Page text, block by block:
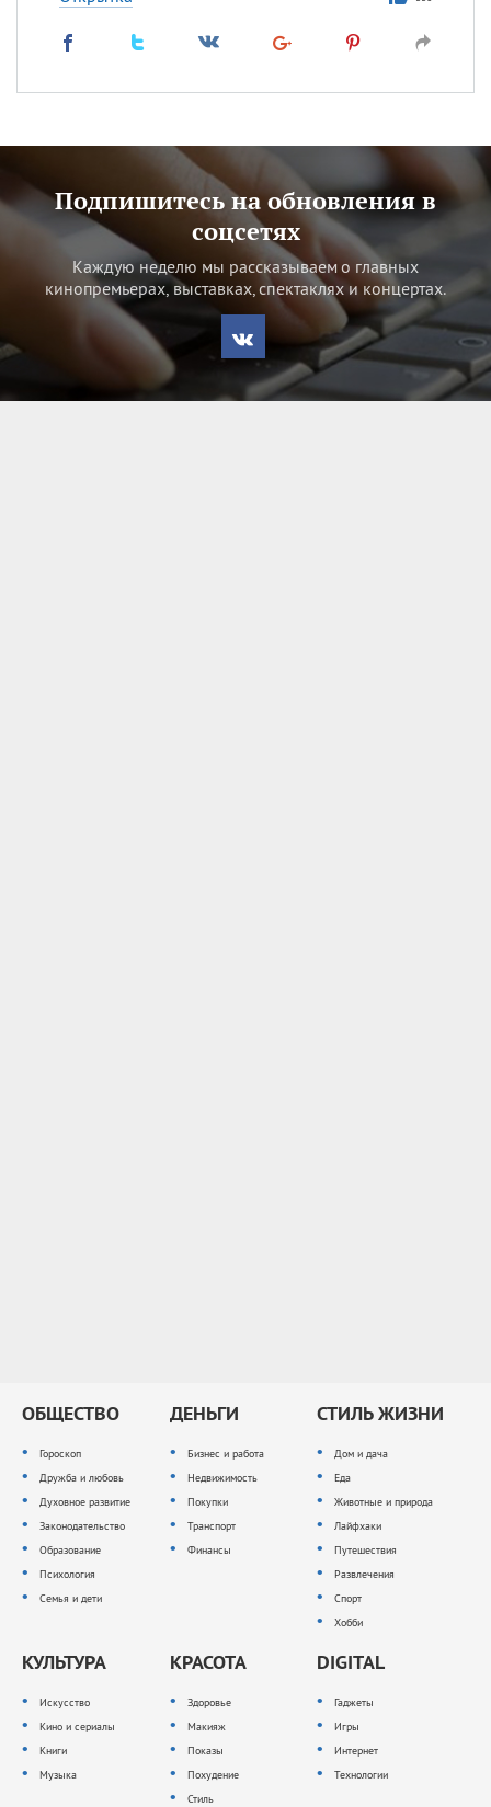
Подпишитесь на обновления в
соцсетях
Каждую неделю мы рассказываем о главных
кинопремьерах, выставках, спектаклях и концертах.
ОБЩЕСТВО
Гороскоп
Дружба и любовь
Духовное развитие
Законодательство
Образование
Психология
Семья и дети
ДЕНЬГИ
Бизнес и работа
Недвижимость
Покупки
Транспорт
Финансы
СТИЛЬ ЖИЗНИ
Дом и дача
Еда
Животные и природа
Лайфхаки
Путешествия
Развлечения
Спорт
Хобби
КУЛЬТУРА
Искусство
Кино и сериалы
Книги
Музыка
КРАСОТА
Здоровье
Макияж
Показы
Похудение
Стиль
DIGITAL
Гаджеты
Игры
Интернет
Технологии